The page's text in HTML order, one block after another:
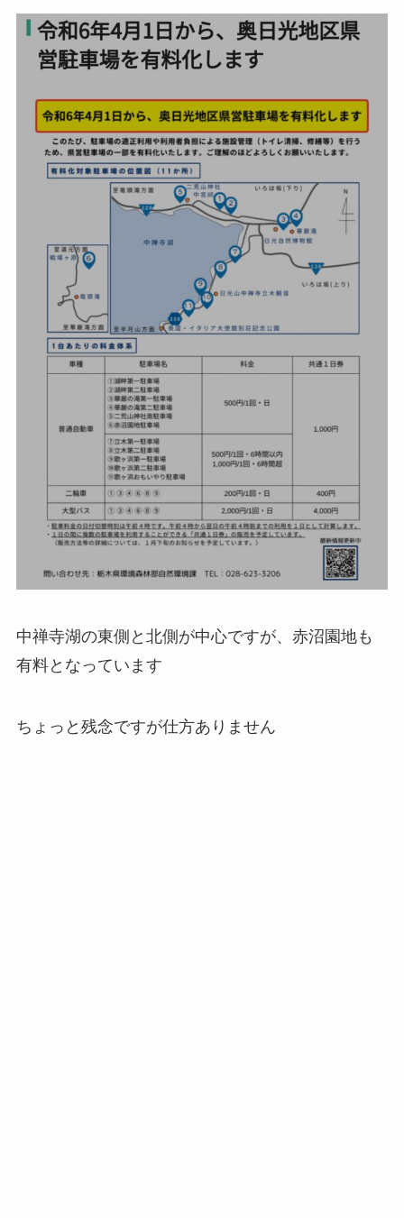
中禅寺湖の東側と北側が中心ですが、赤沼園地も
有料となっています
ちょっと残念ですが仕方ありません